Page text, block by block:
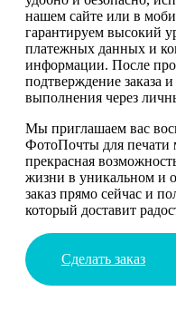
нашем сайте или в
гарантируем высокий
платежных данных и
информации. После
подтверждение заказа
выполнения через
Мы приглашаем вас
ФотоПочты для печати
прекрасная
жизни в уникальном и
заказ прямо сейчас и
который доставит
Сделать заказ